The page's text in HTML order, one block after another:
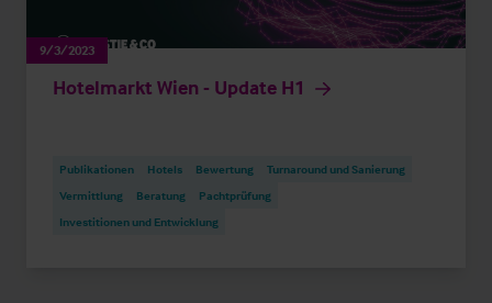
9/3/2023
Hotelmarkt Wien - Update H1
Publikationen Hotels Bewertung
Turnaround und Sanierung
Vermittlung
Beratung
Pachtprüfung
Investitionen und Entwicklung